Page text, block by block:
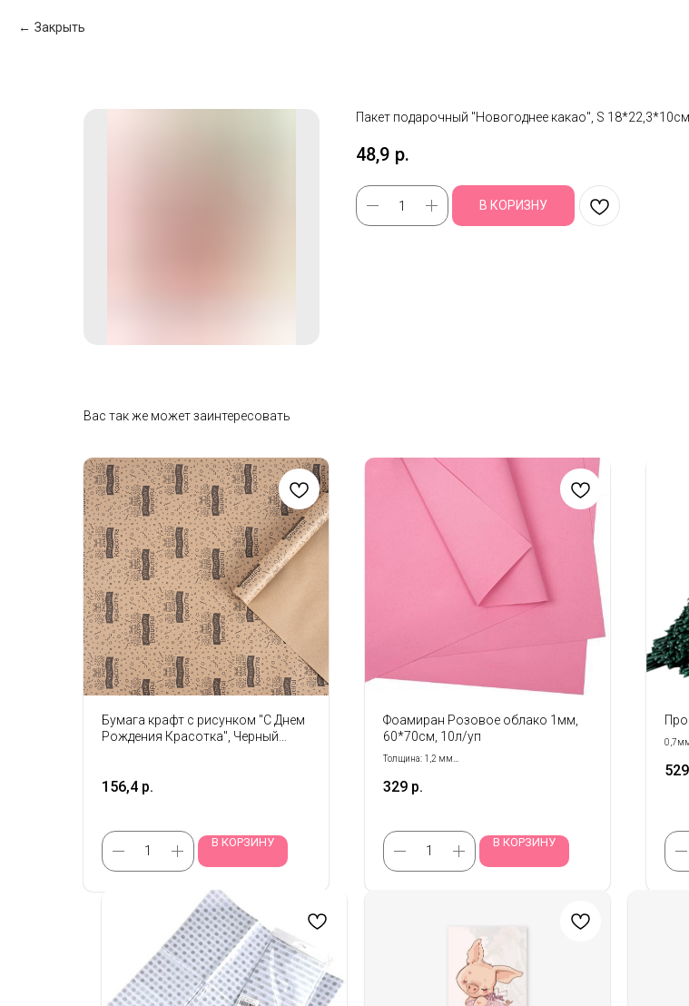
Закрыть
Пакет подарочный "Новогоднее какао", S 18*22,3*10см
48,9 р.
В КОРИЗНУ
Вас так же может заинтересовать
Бумага крафт с рисунком "С Днем
Рождения Красотка", Черный
156,4 р.
В КОРЗИНУ
Фоамиран Розовое облако 1мм,
60*70см, 10л/уп
Толщина: 1,2 мм
Кол-во в уп.: 10 листов
329 р.
В КОРЗИНУ